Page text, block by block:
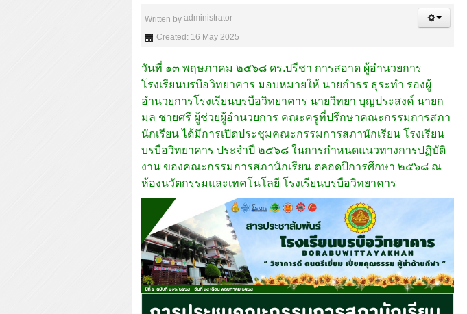
Written byadministrator
Created: 16 May 2025
วันที่ ๑๓ พฤษภาคม ๒๕๖๘ ดร.ปรีชา การสอาด ผู้อำนวยการ
โรงเรียนบรบือวิทยาคาร มอบหมายให้ นายกำธร ธุระทำ รองผู้
อำนวยการโรงเรียนบรบือวิทยาคาร นายวิทยา บุญประสงค์ นายก
มล ชายศรี ผู้ช่วยผู้อำนวยการ คณะครูที่ปรึกษาคณะกรรมการสภา
นักเรียน ได้มีการเปิดประชุมคณะกรรมการสภานักเรียน โรงเรียน
บรบือวิทยาคาร ประจำปี ๒๕๖๘ ในการกำหนดแนวทางการปฏิบัติ
งาน ของคณะกรรมการสภานักเรียน ตลอดปีการศึกษา ๒๕๖๘ ณ
ห้องนวัตกรรมและเทคโนโลยี โรงเรียนบรบือวิทยาคาร